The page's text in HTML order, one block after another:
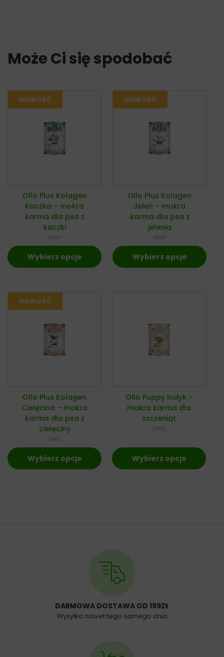
Może Ci się spodobać
Ollo Plus Kolagen
Kaczka – mokra
karma dla psa z
kaczki
pies
Wybierz opcje
Ollo Plus Kolagen
Jeleń – mokra
karma dla psa z
jelenia
pies
Wybierz opcje
Ollo Plus Kolagen
Cielęcina – mokra
karma dla psa z
cielęciny
pies
Wybierz opcje
Ollo Puppy Indyk –
mokra karma dla
szczeniąt
pies
Wybierz opcje
DARMOWA DOSTAWA OD 199ZŁ
Wysyłka nawet tego samego dnia